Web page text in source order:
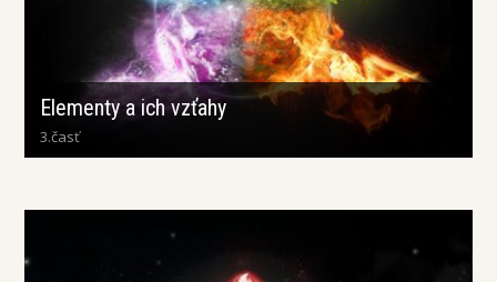
Elementy a ich vzťahy
3.časť